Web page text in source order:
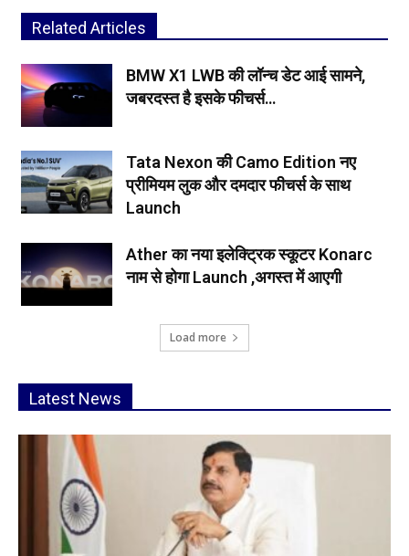
Related Articles
BMW X1 LWB की लॉन्च डेट आई सामने,
जबरदस्त है इसके फीचर्स…
Tata Nexon की Camo Edition नए
प्रीमियम लुक और दमदार फीचर्स के साथ
Launch
Ather का नया इलेक्ट्रिक स्कूटर Konarc
नाम से होगा Launch ,अगस्त में आएगी
Load more
Latest News